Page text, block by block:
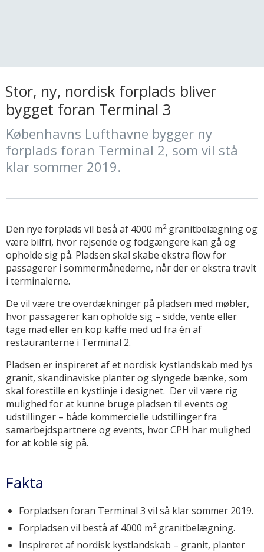
Stor, ny, nordisk forplads bliver
bygget foran Terminal 3
Københavns Lufthavne bygger ny
forplads foran Terminal 2, som vil stå
klar sommer 2019.
Den nye forplads vil beså af 4000 m2granitbelægning og
være bilfri, hvor rejsende og fodgængere kan gå og
opholde sig på. Pladsen skal skabe ekstra flow for
passagerer i sommermånederne, når der er ekstra travlt
i terminalerne.
De vil være tre overdækninger på pladsen med møbler,
hvor passagerer kan opholde sig – sidde, vente eller
tage mad eller en kop kaffe med ud fra én af
restauranterne i Terminal 2.
Pladsen er inspireret af et nordisk kystlandskab med lys
granit, skandinaviske planter og slyngede bænke, som
skal forestille en kystlinje i designet. Der vil være rig
mulighed for at kunne bruge pladsen til events og
udstillinger – både kommercielle udstillinger fra
samarbejdspartnere og events, hvor CPH har mulighed
for at koble sig på.
Fakta
Forpladsen foran Terminal 3 vil så klar sommer 2019.
Forpladsen vil bestå af 4000 m2granitbelægning.
Inspireret af nordisk kystlandskab – granit, planter